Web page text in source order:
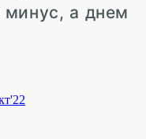
минус, а днем